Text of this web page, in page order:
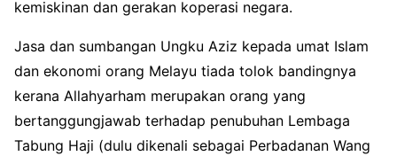
kemiskinan dan gerakan koperasi negara.
Jasa dan sumbangan Ungku Aziz kepada umat Islam
dan ekonomi orang Melayu tiada tolok bandingnya
kerana Allahyarham merupakan orang yang
bertanggungjawab terhadap penubuhan Lembaga
Tabung Haji (dulu dikenali sebagai Perbadanan Wang